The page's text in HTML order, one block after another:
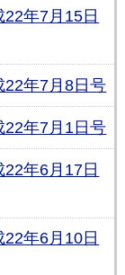
年7月15日
年7月8日号
年7月1日号
年6月17日
年6月10日